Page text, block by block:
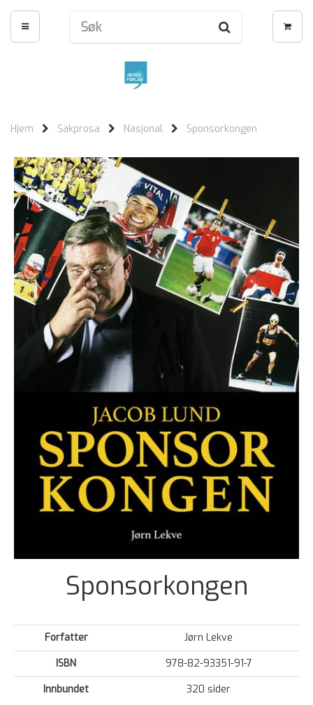
Hjem Sakprosa Nasjonal Sponsorkongen
Sponsorkongen
Forfatter
Jørn Lekve
ISBN
978-82-93351-91-7
Innbundet
320 sider